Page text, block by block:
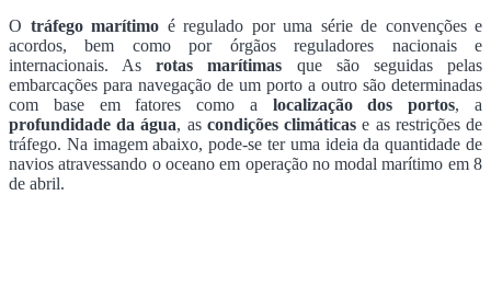
O tráfego marítimo é regulado por uma série de convenções e
acordos, bem como por órgãos reguladores nacionais e
internacionais. Asrotas marítimas que são seguidas pelas
embarcações para navegação de um porto a outro são determinadas
com base em fatores como a localização dos portos, a
profundidade da água, as condições climáticas e as restrições de
tráfego. Na imagem abaixo, pode-se ter uma ideia da quantidade de
navios atravessando o oceano em operação no modal marítimo em 8
de abril.